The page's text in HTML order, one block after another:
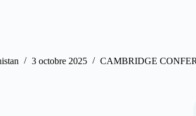
3 octobre 2025 CAMBRIDGE